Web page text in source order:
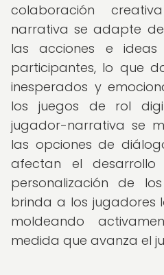
colaboración
narrativa se adapte
las acciones e
participantes, lo que
inesperados y
los juegos de rol
jugador-narrativa se
las opciones de
afectan el
personalización de
brinda a los jugadores
moldeando
medida que avanza el